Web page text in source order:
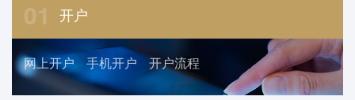
01 开户
网上开户 手机开户 开户流程